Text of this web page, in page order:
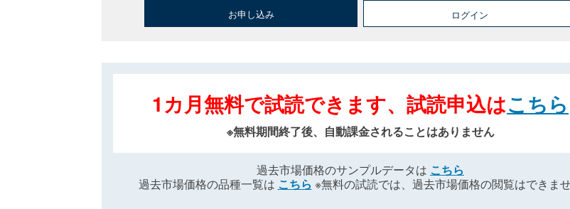
お申し込み ログイン
1カ月無料で試読できます、試読申込はこちら
※無料期間終了後、自動課金されることはありません
過去市場価格のサンプルデータは こちら
過去市場価格の品種一覧は こちら ※無料の試読では、過去市場価格の閲覧はできま